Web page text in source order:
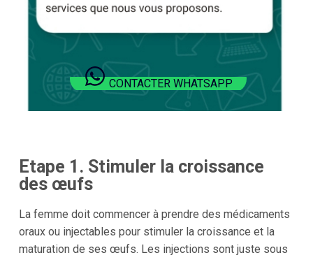
CONTACTER WHATSAPP
Etape 1. Stimuler la croissance
des œufs
La femme doit commencer à prendre des médicaments
oraux ou injectables pour stimuler la croissance et la
maturation de ses œufs. Les injections sont juste sous